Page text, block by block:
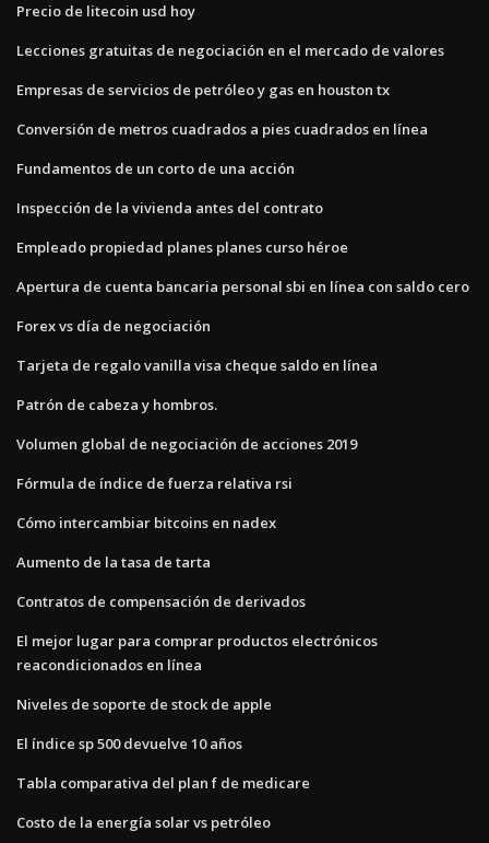
Precio de litecoin usd hoy
Lecciones gratuitas de negociación en el mercado de valores
Empresas de servicios de petróleo y gas en houston tx
Conversión de metros cuadrados a pies cuadrados en línea
Fundamentos de un corto de una acción
Inspección de la vivienda antes del contrato
Empleado propiedad planes planes curso héroe
Apertura de cuenta bancaria personal sbi en línea con saldo cero
Forex vs día de negociación
Tarjeta de regalo vanilla visa cheque saldo en línea
Patrón de cabeza y hombros.
Volumen global de negociación de acciones 2019
Fórmula de índice de fuerza relativa rsi
Cómo intercambiar bitcoins en nadex
Aumento de la tasa de tarta
Contratos de compensación de derivados
El mejor lugar para comprar productos electrónicos
reacondicionados en línea
Niveles de soporte de stock de apple
El índice sp 500 devuelve 10 años
Tabla comparativa del plan f de medicare
Costo de la energía solar vs petróleo